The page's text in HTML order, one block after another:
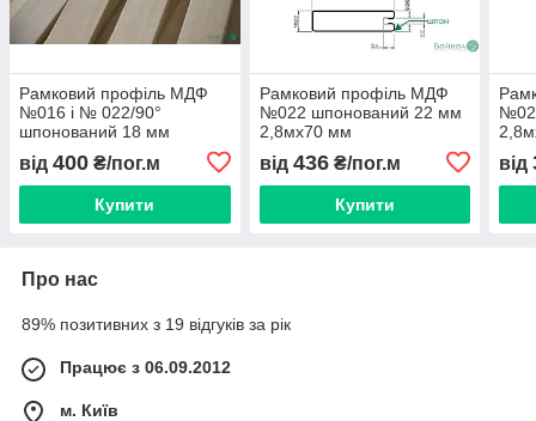
Рамковий профіль МДФ
№016 і № 022/90°
шпонований 18 мм
від 400 ₴/пог.м
Купити
Рамковий профіль МДФ
№022 шпонований 22 мм
2,8мх70 мм
від 436₴/пог.м
Купити
від
Про нас
89% позитивних з 19 відгуків за рік
Працює з 06.09.2012
м. Київ